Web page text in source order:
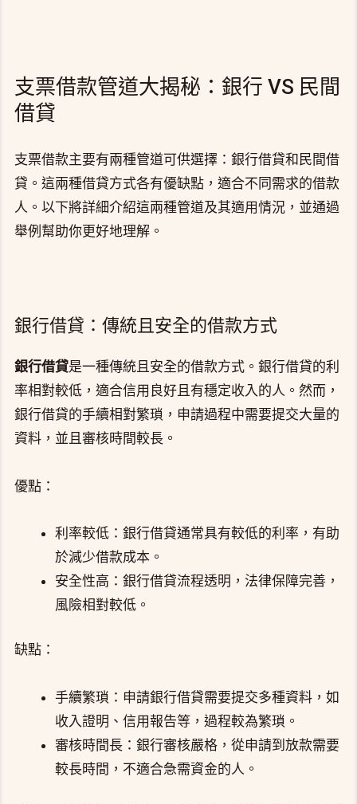
支票借款管道大揭秘：銀行 VS 民間
借貸
支票借款主要有兩種管道可供選擇：銀行借貸和民間借
貸。這兩種借貸方式各有優缺點，適合不同需求的借款
人。以下將詳細介紹這兩種管道及其適用情況，並通過
舉例幫助你更好地理解。
銀行借貸：傳統且安全的借款方式
銀行借貸是一種傳統且安全的借款方式。銀行借貸的利
率相對較低，適合信用良好且有穩定收入的人。然而，
銀行借貸的手續相對繁瑣，申請過程中需要提交大量的
資料，並且審核時間較長。
優點：
利率較低：銀行借貸通常具有較低的利率，有助
於減少借款成本。
安全性高：銀行借貸流程透明，法律保障完善，
風險相對較低。
缺點：
手續繁瑣：申請銀行借貸需要提交多種資料，如
收入證明、信用報告等，過程較為繁瑣。
審核時間長：銀行審核嚴格，從申請到放款需要
較長時間，不適合急需資金的人。